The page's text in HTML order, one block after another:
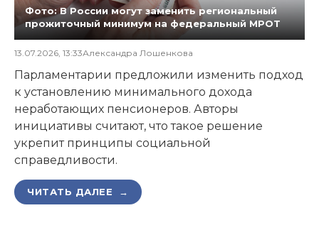
Фото: В России могут заменить региональный
прожиточный минимум на федеральный МРОТ
13.07.2026, 13:33Александра Лошенкова
Парламентарии предложили изменить подход
к установлению минимального дохода
неработающих пенсионеров. Авторы
инициативы считают, что такое решение
укрепит принципы социальной
справедливости.
ЧИТАТЬ ДАЛЕЕ →